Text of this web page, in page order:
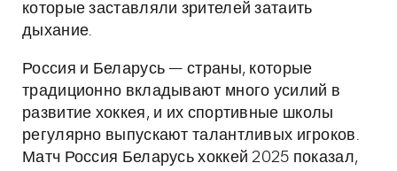
которые заставляли зрителей затаить
дыхание.
Россия и Беларусь — страны, которые
традиционно вкладывают много усилий в
развитие хоккея, и их спортивные школы
регулярно выпускают талантливых игроков.
Матч Россия Беларусь хоккей 2025 показал,